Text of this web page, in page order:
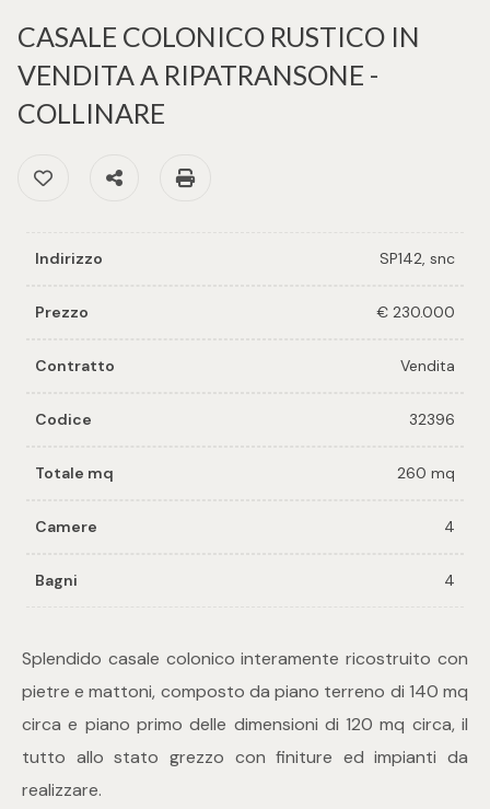
CASALE COLONICO RUSTICO IN
VENDITA A RIPATRANSONE -
COLLINARE
Preferiti: Cod. 32396
Condividi
Indirizzo SP142, snc
Prezzo € 230.000
Contratto Vendita
Codice 32396
Totale mq 260 mq
Camere 4
Bagni 4
Splendido casale colonico interamente ricostruito con
pietre e mattoni, composto da piano terreno di 140 mq
circa e piano primo delle dimensioni di 120 mq circa, il
tutto allo stato grezzo con finiture ed impianti da
realizzare.
Richiedi
un
tuo
Provincia
Comune
Tipologia
multiscelta
Qualsiasi
Residenziali
Prezzo